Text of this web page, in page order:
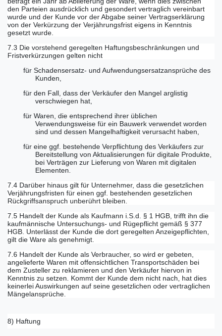
den Parteien ausdrücklich und gesondert vertraglich vereinbart
wurde und der Kunde vor der Abgabe seiner Vertragserklärung
von der Verkürzung der Verjährungsfrist eigens in Kenntnis
gesetzt wurde.
7.3 Die vorstehend geregelten Haftungsbeschränkungen und
Fristverkürzungen gelten nicht
für Schadensersatz- und Aufwendungsersatzansprüche des
Kunden,
für den Fall, dass der Verkäufer den Mangel arglistig
verschwiegen hat,
für Waren, die entsprechend ihrer üblichen
Verwendungsweise für ein Bauwerk verwendet worden
sind und dessen Mangelhaftigkeit verursacht haben,
für eine ggf. bestehende Verpflichtung des Verkäufers zur
Bereitstellung von Aktualisierungen für digitale Produkte,
bei Verträgen zur Lieferung von Waren mit digitalen
Elementen.
7.4 Darüber hinaus gilt für Unternehmer, dass die gesetzlichen
Verjährungsfristen für einen ggf. bestehenden gesetzlichen
Rückgriffsanspruch unberührt bleiben.
7.5 Handelt der Kunde als Kaufmann i.S.d. § 1 HGB, trifft ihn die
kaufmännische Untersuchungs- und Rügepflicht gemäß § 377
HGB. Unterlässt der Kunde die dort geregelten Anzeigepflichten,
gilt die Ware als genehmigt.
7.6 Handelt der Kunde als Verbraucher, so wird er gebeten,
angelieferte Waren mit offensichtlichen Transportschäden bei
dem Zusteller zu reklamieren und den Verkäufer hiervon in
Kenntnis zu setzen. Kommt der Kunde dem nicht nach, hat dies
keinerlei Auswirkungen auf seine gesetzlichen oder vertraglichen
Mängelansprüche.
8) Haftung